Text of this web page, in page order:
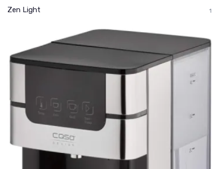
Zen Light 1